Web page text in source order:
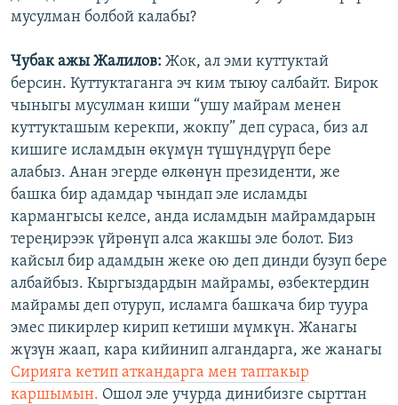
мусулман болбой калабы?
Чубак ажы Жалилов: Жок, ал эми куттуктай
берсин. Куттуктаганга эч ким тыюу салбайт. Бирок
чыныгы мусулман киши “ушу майрам менен
куттукташым керекпи, жокпу” деп сураса, биз ал
кишиге исламдын өкүмүн түшүндүрүп бере
алабыз. Анан эгерде өлкөнүн президенти, же
башка бир адамдар чындап эле исламды
кармангысы келсе, анда исламдын майрамдарын
тереңирээк үйрөнүп алса жакшы эле болот. Биз
кайсыл бир адамдын жеке ою деп динди бузуп бере
албайбыз. Кыргыздардын майрамы, өзбектердин
майрамы деп отуруп, исламга башкача бир туура
эмес пикирлер кирип кетиши мүмкүн. Жанагы
жүзүн жаап, кара кийинип алгандарга, же жанагы
Сирияга кетип аткандарга мен таптакыр
каршымын. Ошол эле учурда динибизге сырттан